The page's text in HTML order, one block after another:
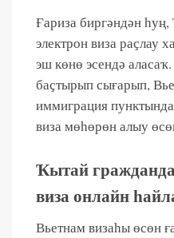
Ғариза биргәндән
электрон виза раҫлау
эш көнө эсендә
баҫтырып сығарып,
иммиграция
виза мөһөрөн алыу
Ҡытай
виза онлайн
Вьетнам визаһы өсөн